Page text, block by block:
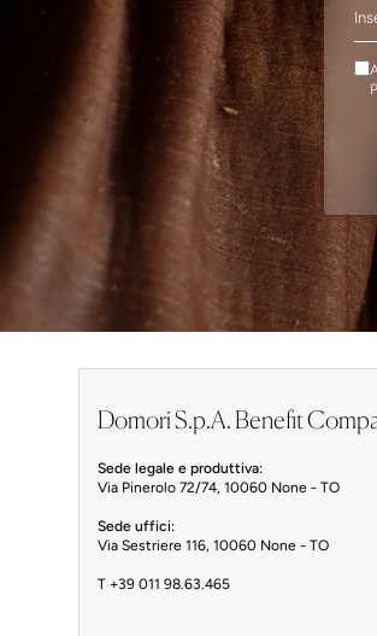
Domori S.p.A. Benefit
Sede legale e produttiva:
Via Pinerolo 72/74, 10060 None - TO
Sede uffici:
Via Sestriere 116, 10060 None - TO
T +39 011 98.63.465